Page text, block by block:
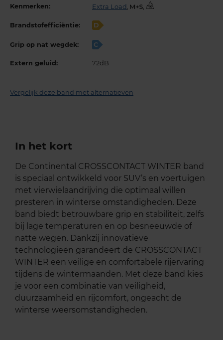
Kenmerken: Extra Load , ,
Brandstofefficiëntie: D
Grip op nat wegdek: C
Extern geluid: 72dB
Vergelijk deze band met alternatieven
In het kort
De Continental CROSSCONTACT WINTER band
is speciaal ontwikkeld voor SUV’s en voertuigen
met vierwielaandrijving die optimaal willen
presteren in winterse omstandigheden. Deze
band biedt betrouwbare grip en stabiliteit, zelfs
bij lage temperaturen en op besneeuwde of
natte wegen. Dankzij innovatieve
technologieën garandeert de CROSSCONTACT
WINTER een veilige en comfortabele rijervaring
tijdens de wintermaanden. Met deze band kies
je voor een combinatie van veiligheid,
duurzaamheid en rijcomfort, ongeacht de
winterse weersomstandigheden.